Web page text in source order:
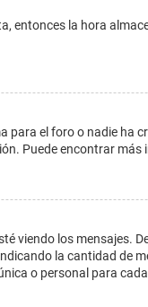
entonces la hora
para el foro o nadie
Puede encontrar
viendo los mensajes.
la cantidad de
o personal para